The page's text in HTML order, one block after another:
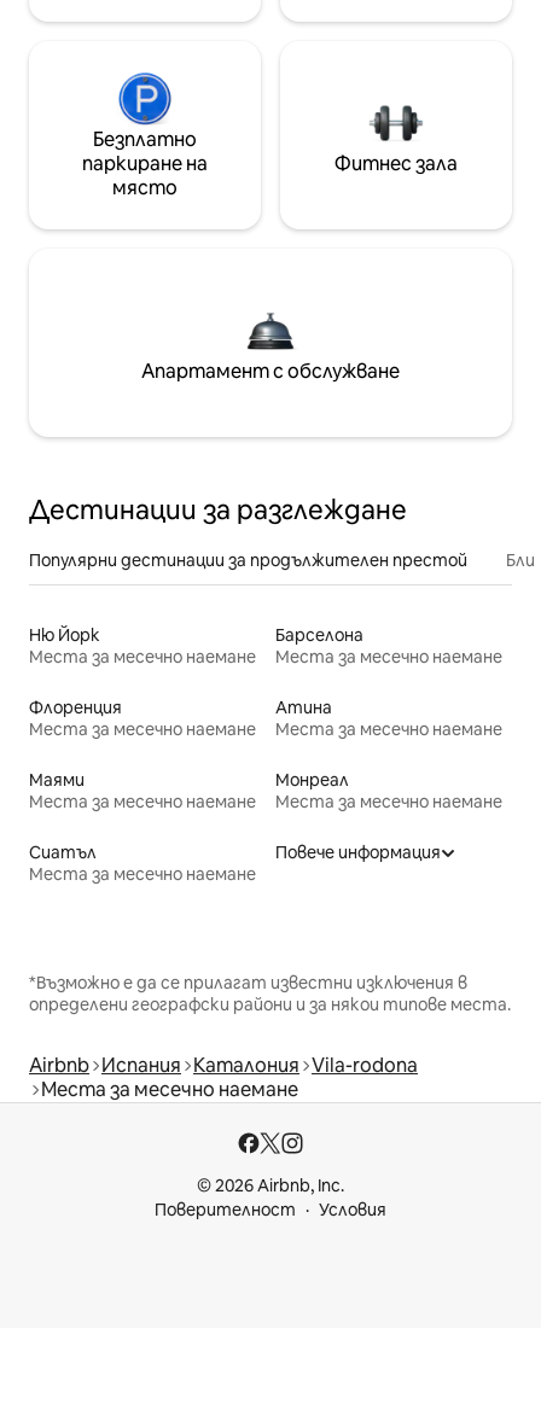
Безплатно
паркиране на
място
Фитнес зала
Апартамент с обслужване
Дестинации за разглеждане
Популярни дестинации за продължителен престой
Ню Йорк
Места за месечно наемане
Барселона
Места за месечно наемане
Флоренция
Места за месечно наемане
Атина
Места за месечно наемане
Маями
Места за месечно наемане
Монреал
Места за месечно наемане
Сиатъл
Места за месечно наемане
Повече информация
*Възможно е да се прилагат известни изключения в
определени географски райони и за някои типове места.
Airbnb Испания Каталония Vila-rodona
Места за месечно наемане
© 2026 Airbnb, Inc.
Поверителност
Условия